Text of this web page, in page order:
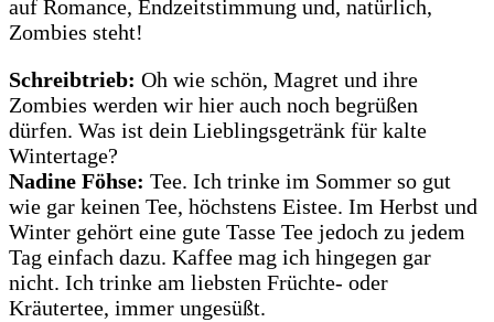
auf Romance, Endzeitstimmung und, natürlich,
Zombies steht!
Schreibtrieb: Oh wie schön, Magret und ihre
Zombies werden wir hier auch noch begrüßen
dürfen. Was ist dein Lieblingsgetränk für kalte
Wintertage?
Nadine Föhse: Tee. Ich trinke im Sommer so gut
wie gar keinen Tee, höchstens Eistee. Im Herbst und
Winter gehört eine gute Tasse Tee jedoch zu jedem
Tag einfach dazu. Kaffee mag ich hingegen gar
nicht. Ich trinke am liebsten Früchte- oder
Kräutertee, immer ungesüßt.